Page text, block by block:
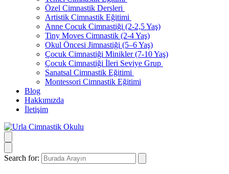
Özel Cimnastik Dersleri
Artistik Cimnastik Eğitimi
Anne Çocuk Cimnastiği (2-2,5 Yaş)
Tiny Moves Cimnastik (2-4 Yaş)
Okul Öncesi Jimnastiği (5–6 Yaş)
Çocuk Cimnastiği Minikler (7-10 Yaş)
Çocuk Cimnastiği İleri Seviye Grup
Sanatsal Cimnastik Eğitimi
Montessori Cimnastik Eğitimi
Blog
Hakkımızda
İletişim
Search for: